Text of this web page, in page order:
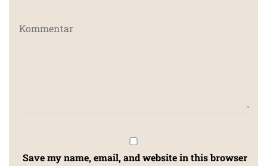
Save my name, email, and website in this browser